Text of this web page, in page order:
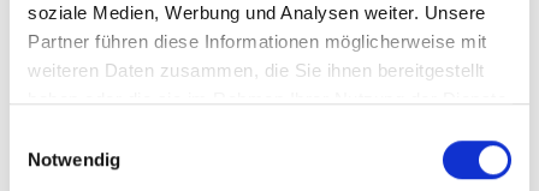
soziale Medien, Werbung und Analysen weiter. Unsere
Partner führen diese Informationen möglicherweise mit
weiteren Daten zusammen, die Sie ihnen bereitgestellt
haben oder die sie im Rahmen Ihrer Nutzung der Dienste
Notwendig